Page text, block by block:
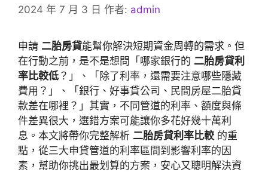
2024 年 7 月 3 日 作者: admin
申請 二胎房貸能幫你解決短期資金周轉的需求。但
在行動之前，是不是想問「哪家銀行的 二胎房貸利
率比較低 ？」、「除了利率，還需要注意哪些隱藏
費用？」、「銀行、好事貸公司、民間房屋二胎貸
款差在哪裡？」其實，不同管道的利率、額度與條
件差異很大，選錯方案可能讓你多花好幾十萬利
息。本文將帶你完整解析 二胎房貸利率比較 的重
點，從三大申貸管道的利率區間到影響利率的因
素，幫助你挑出最划算的方案，安心又聰明解決資